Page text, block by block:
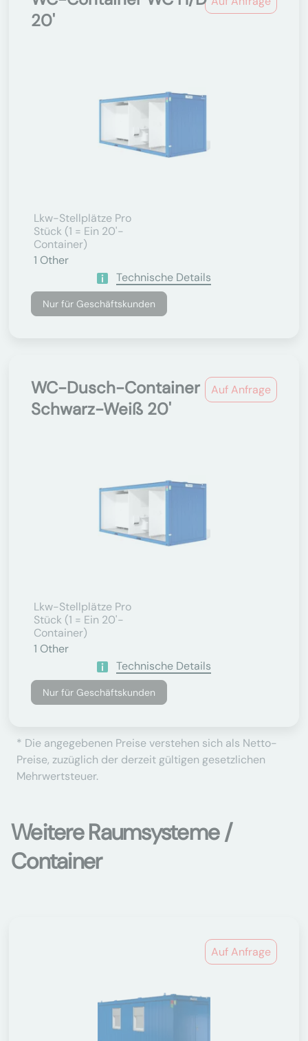
20'
Lkw-Stellplätze Pro
Stück (1 = Ein 20'-
Container)
1 Other
Technische Details
Nur für Geschäftskunden
Auf Anfrage
WC-Dusch-Container
Schwarz-Weiß 20'
Lkw-Stellplätze Pro
Stück (1 = Ein 20'-
Container)
1 Other
Technische Details
Nur für Geschäftskunden
* Die angegebenen Preise verstehen sich als Netto-
Preise, zuzüglich der derzeit gültigen gesetzlichen
Mehrwertsteuer.
Weitere Raumsysteme /
Container
Auf Anfrage